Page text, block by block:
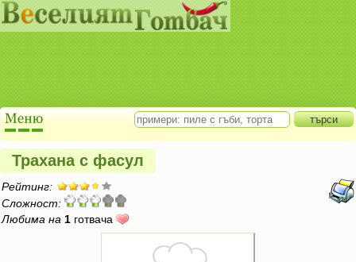
Трахана с фасул
Рейтинг:
Сложност:
Любима на 1 готвача